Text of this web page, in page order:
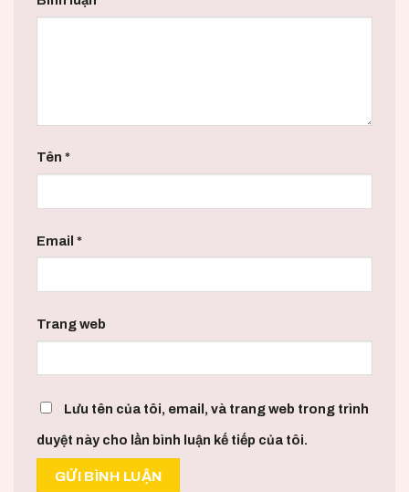
Tên *
Email *
Trang web
Lưu tên của tôi, email, và trang web trong trình
duyệt này cho lần bình luận kế tiếp của tôi.